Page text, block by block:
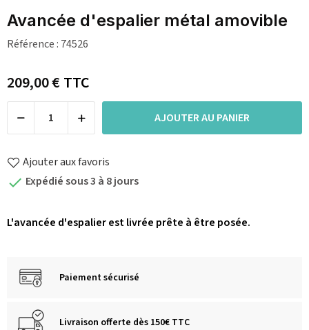
Avancée d'espalier métal amovible
Référence : 74526
209,00 €TTC
AJOUTER AU PANIER
Ajouter aux favoris
 Expédié sous 3 à 8 jours
L'avancée d'espalier est livrée prête à être posée.
Paiement sécurisé
Livraison offerte dès 150€ TTC